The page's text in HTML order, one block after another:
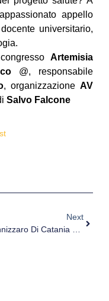
appello
universitario,
Artemisia
@, responsabile
, organizzazioneAV
Salvo Falcone
Next
Al Cannizzaro Di Catania Nuovo Reparto Di Malattie Infettive. Iacobello: Si Realizza Un Sogno | VIDEO